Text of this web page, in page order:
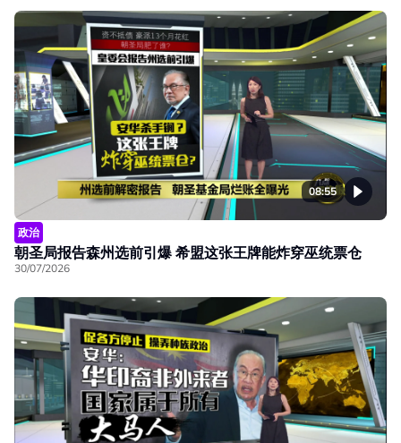
08:55
政治
朝圣局报告森州选前引爆 希盟这张王牌能炸穿巫统票仓
30/07/2026